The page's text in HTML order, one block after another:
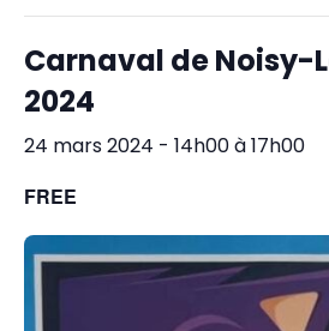
Carnaval de Noisy-
2024
24 mars 2024 - 14h00à17h00
FREE